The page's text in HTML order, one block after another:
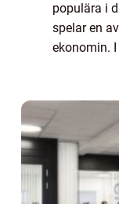
populära i
spelar en
ekonomin.